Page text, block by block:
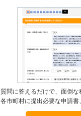
質問に答えるだけで、面倒な
各市町村に提出必要な申請書